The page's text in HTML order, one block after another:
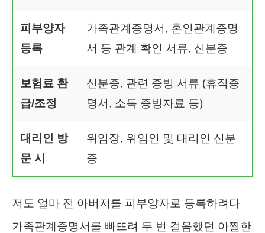
피부양자
등록
가족관계증명서, 혼인관계증명
서 등 관계 확인 서류, 신분증
보험료 환
급/조정
신분증, 관련 증빙 서류 (휴직증
명서, 소득 증빙자료 등)
대리인 방
문 시
위임장, 위임인 및 대리인 신분
증
저도 얼마 전 아버지를 피부양자로 등록하려다
가족관계증명서를 빠뜨려 두 번 걸음했던 아찔한